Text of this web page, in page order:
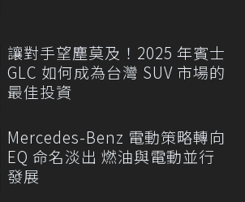
讓對手望塵莫及！2025 年賓士
GLC 如何成為台灣 SUV 市場的
最佳投資
Mercedes-Benz 電動策略轉向
EQ 命名淡出 燃油與電動並行
發展